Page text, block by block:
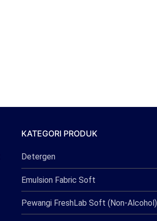
KATEGORI PRODUK
Detergen
Emulsion Fabric Soft
Pewangi FreshLab Soft (Non-Alcohol)